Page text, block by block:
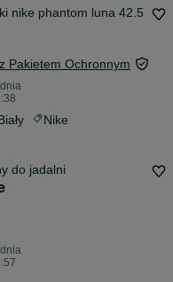
nike phantom luna 42.5
Pakietem Ochronnym
Nike
do jadalni